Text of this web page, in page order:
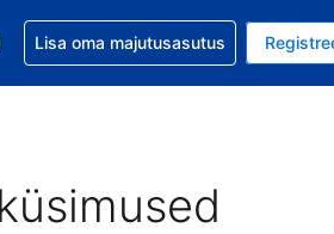
valitud valuuta on USA dollar
valitud keel on Eesti keeles
Saa broneeringuga abi
Lisa oma majutusasutus